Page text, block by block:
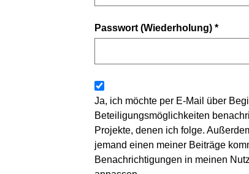
Passwort (Wiederholung) *
Ja, ich möchte per E-Mail über
Beteiligungsmöglichkeiten
Projekte, denen ich folge.
jemand einen meiner Beiträge
Benachrichtigungen in meinen